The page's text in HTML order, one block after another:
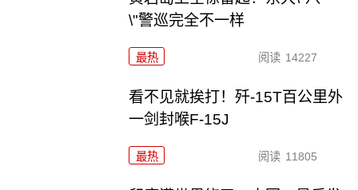
\"警巡完全不一样
最热 阅读 14227
看不见就挨打！歼-15T百公里外
一剑封喉F-15J
最热 阅读 11805